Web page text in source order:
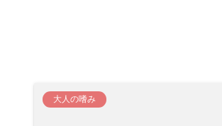
大人の嗜み